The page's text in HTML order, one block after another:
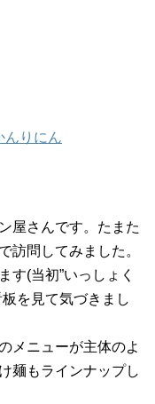
んりにん
屋さんです。たまた
訪問してみました。
す(当初”いっしょく
を見て気づきまし
メニューが主体のよ
麺もラインナップし